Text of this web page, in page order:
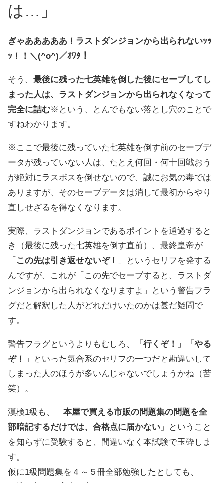
は…」
ぎゃあああああ！ラストダンジョンから出られないｯｯ
ｯ！！＼(^o^)／ｵﾜﾀ！
そう、 最後に残った七英雄を倒した後にセーブしてし
まった人は、ラストダンジョンから出られなくなって
完全に詰む※という、とんでもない落とし穴のことで
すねわかります。
※ここで最後に残っていた七英雄を倒す前のセーブデ
ータが残っていない人は、たとえ何回・何十回戦おう
が絶対にラスボスを倒せないので、誠にお気の毒では
ありますが、そのセーブデータは消して最初からやり
直しせざるを得なくなります。
実際、ラストダンジョンであるポイントを通過すると
き（最後に残った七英雄を倒す直前）、最終皇帝が
「 この先は引き返せないぞ！
」というセリフを発する
んですが、これが「この先でセーブすると、ラストダ
ンジョンから出られなくなりますよ」という警告フラ
グだと解釈した人がどれだけいたのかは甚だ疑問で
す。
警告フラグというよりもむしろ、
「行くぞ！」「やる
ぞ！」
といった気合系のセリフの一つだと勘違いして
しまった人のほうが多いんじゃないでしょうかね（苦
笑）。
漢検1級も、「 本屋で買える市販の問題集の問題を全
部暗記するだけでは、合格点に届かない 」ということ
を知らずに受験すると、間違いなく本試験で玉砕しま
す。
仮に1級問題集を４～５冊全部勉強したとしても、